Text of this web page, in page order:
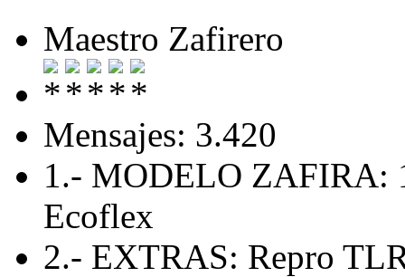
Maestro Zafirero
Mensajes: 3.420
1.- MODELO ZAFIRA:
Ecoflex
2.- EXTRAS: Repro